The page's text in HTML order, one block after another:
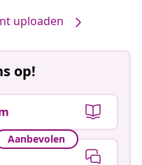
uploaden
op!
Aanbevolen